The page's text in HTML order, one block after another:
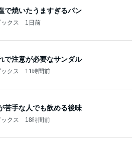
で焼いたうますぎるパン
クス 1日前
で注意が必要なサンダル
クス 11時間前
苦手な人でも飲める後味
クス 18時間前